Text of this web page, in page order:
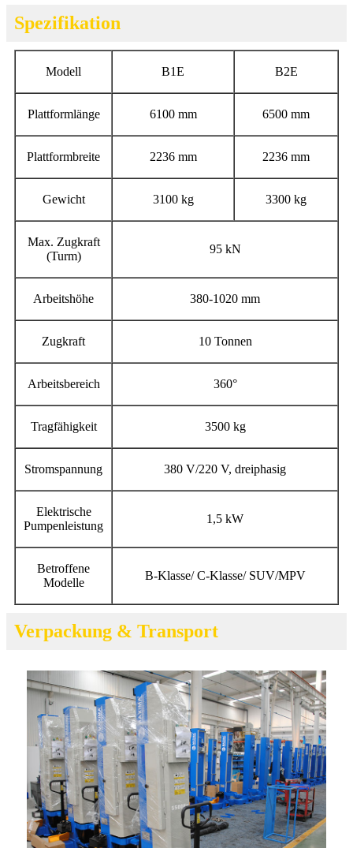
Spezifikation
Modell B1E B2E
Plattformlänge 6100 mm 6500 mm
Plattformbreite 2236 mm 2236 mm
Gewicht 3100 kg 3300 kg
Max. Zugkraft
(Turm)
95 kN
Arbeitshöhe 380-1020 mm
Zugkraft 10 Tonnen
Arbeitsbereich 360°
Tragfähigkeit 3500 kg
Stromspannung 380 V/220 V, dreiphasig
Elektrische
Pumpenleistung
1,5 kW
Betroffene
Modelle
B-Klasse/ C-Klasse/ SUV/MPV
Verpackung & Transport